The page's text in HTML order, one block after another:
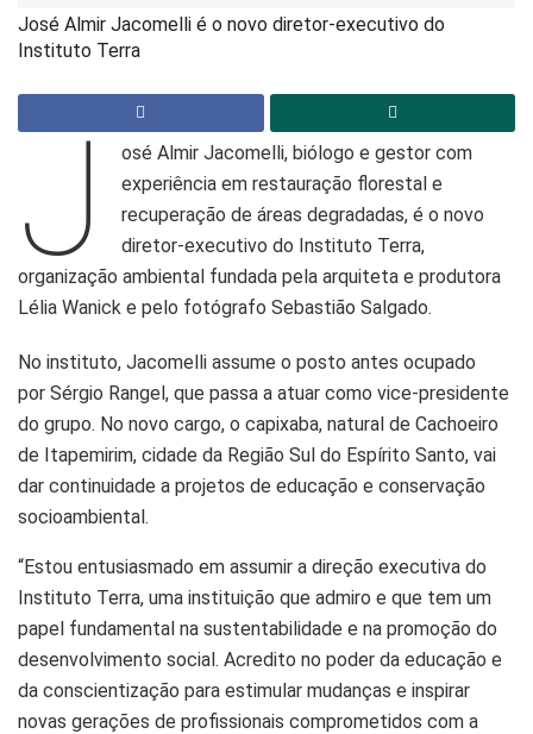
José Almir Jacomelli é o novo diretor-executivo do
Instituto Terra
J
osé Almir Jacomelli, biólogo e gestor com
experiência em restauração florestal e
recuperação de áreas degradadas, é o novo
diretor-executivo do Instituto Terra,
organização ambiental fundada pela arquiteta e produtora
Lélia Wanick e pelo fotógrafo Sebastião Salgado.
No instituto, Jacomelli assume o posto antes ocupado
por Sérgio Rangel, que passa a atuar como vice-presidente
do grupo. No novo cargo, o capixaba, natural de Cachoeiro
de Itapemirim, cidade da Região Sul do Espírito Santo, vai
dar continuidade a projetos de educação e conservação
socioambiental.
“Estou entusiasmado em assumir a direção executiva do
Instituto Terra, uma instituição que admiro e que tem um
papel fundamental na sustentabilidade e na promoção do
desenvolvimento social. Acredito no poder da educação e
da conscientização para estimular mudanças e inspirar
novas gerações de profissionais comprometidos com a